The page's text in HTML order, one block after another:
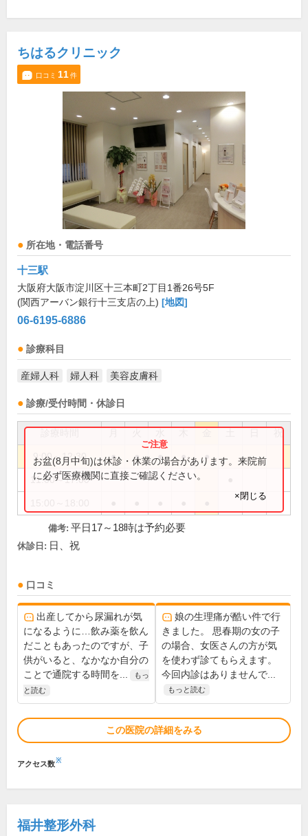
ちはるクリニック
口コミ 11件
所在地・電話番号
十三駅
大阪府大阪市淀川区十三本町2丁目1番26号5F
(関西アーバン銀行十三支店の上) [地図]
06-6195-6886
診療科目
産婦人科 婦人科 美容皮膚科
診療/受付時間・休診日
祝
9:00～12:30 ● ● ● ● ●
11:00～17:00
お盆(8月中旬)は休診・休業の場合があります。来院前
に必ず医療機関に直接ご確認ください。
×閉じる
備考: 平日17～18時は予約必要
休診日: 日、祝
口コミ
出産してから尿漏れが気
になるように…飲み薬を飲ん
だこともあったのですが、子
供がいると、なかなか自分の
ことで通院する時間を...
もっ
と読む
娘の生理痛が酷い件で行
きました。 思春期の女の子
の場合、女医さんの方が気
を使わず診てもらえます。
今回内診はありませんで...
もっと読む
この医院の詳細をみる
アクセス数※
福井整形外科